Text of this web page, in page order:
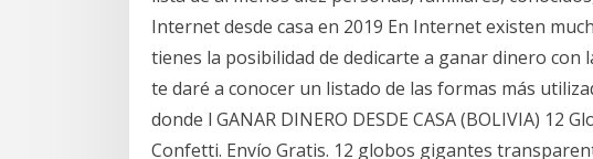
Internet desde casa en 2019 En Internet existen
tienes la posibilidad de dedicarte a ganar dinero con
te daré a conocer un listado de las formas más
donde l GANAR DINERO DESDE CASA (BOLIVIA) 12
Confetti. Envío Gratis. 12 globos gigantes